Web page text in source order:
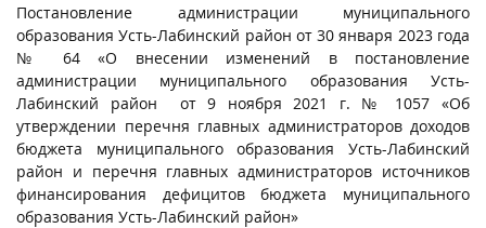
Постановление администрации муниципального
образования Усть-Лабинский район от 30 января 2023 года
№ 64 «О внесении изменений в постановление
администрации муниципального образования Усть-
Лабинский район от 9 ноября 2021 г. № 1057 «Об
утверждении перечня главных администраторов доходов
бюджета муниципального образования Усть-Лабинский
район и перечня главных администраторов источников
финансирования дефицитов бюджета муниципального
образования Усть-Лабинский район»